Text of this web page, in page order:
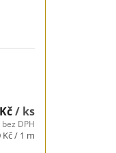
/ ks
DPH
Kč / 1 m